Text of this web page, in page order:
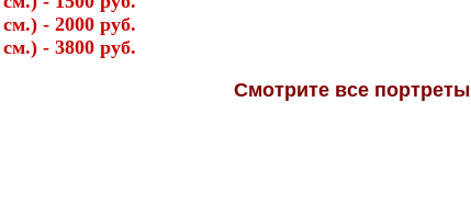
- 2000 руб.
- 3800 руб.
Смотритевсе портреты